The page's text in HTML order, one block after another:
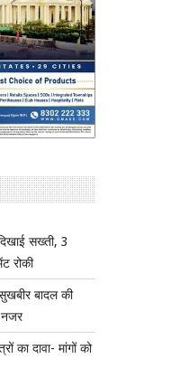
सख्ती, 3
रोकी
बादल की
नजर
का दावा- मांगों को